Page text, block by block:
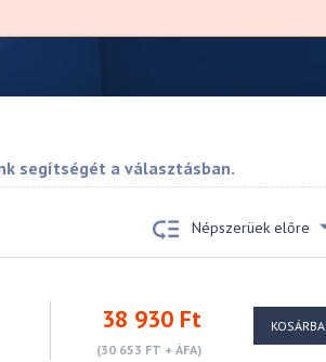
segítségét a választásban.
Népszerüek előre
38 930 Ft
(30 653 FT + ÁFA)
KOSÁRBA